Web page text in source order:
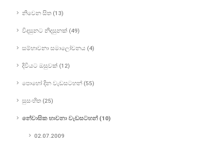
නිවෙන සිත (13)
විදසුනට නිදසුනක් (49)
සම්භාවනා සමාලෝචනය (4)
දිවියට ඔසුවක් (12)
පොහෝ දින වැඩසටහන් (55)
සුසංහිත (25)
නේවාසික භාවනා වැඩසටහන් (10)
02.07.2009